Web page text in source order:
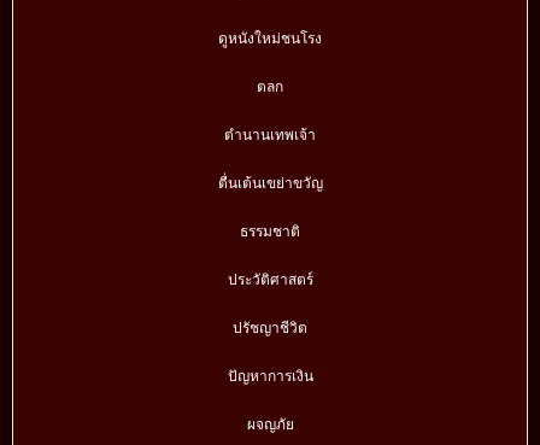
ดูหนังใหม่ชนโรง
ตลก
ตำนานเทพเจ้า
ตื่นเต้นเขย่าขวัญ
ธรรมชาติ
ประวัติศาสตร์
ปรัชญาชีวิต
ปัญหาการเงิน
ผจญภัย